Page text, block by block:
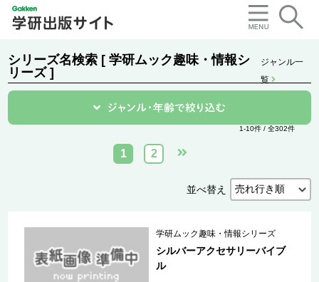
シリーズ名検索 [ 学研ムック趣味・情報シ
リーズ ]
ジャンル一
覧
1-10件 / 全302件
1 2
並べ替え
学研ムック趣味・情報シリーズ
シルバーアクセサリーバイブ
ル